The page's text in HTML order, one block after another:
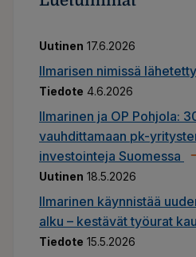
Uutinen 17.6.2026
​​Ilmarisen nimissä
Tiedote 4.6.2026
Ilmarinen ja OP Pohjola:
vauhdittamaan pk-
investointeja Suomessa
Uutinen 18.5.2026
Ilmarinen käynnistää
alku – kestävät työurat
Tiedote 15.5.2026